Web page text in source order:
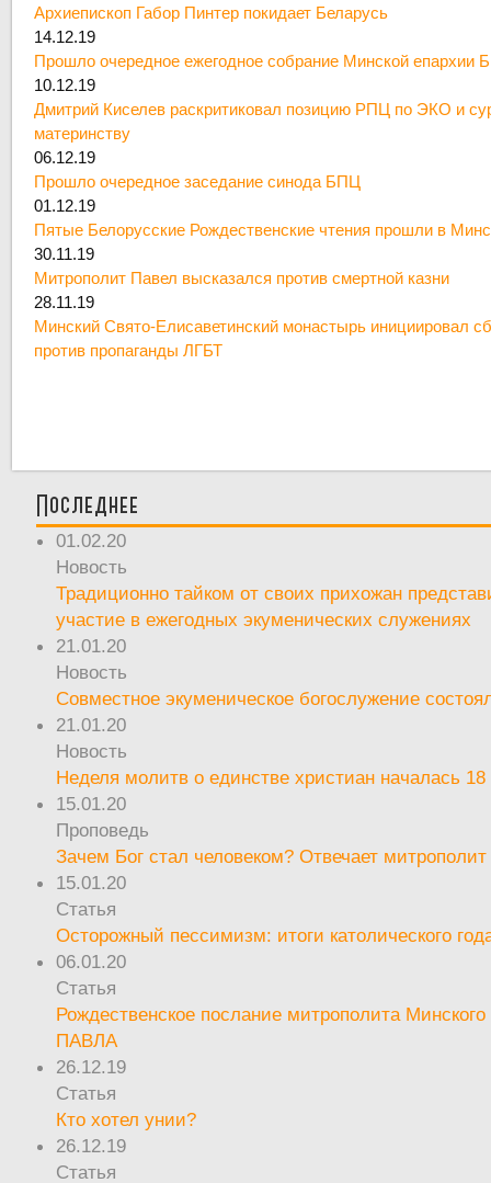
Архиепископ Габор Пинтер покидает Беларусь
14.12.19
Прошло очередное ежегодное собрание Минской епархии
10.12.19
Дмитрий Киселев раскритиковал позицию РПЦ по ЭКО и
материнству
06.12.19
Прошло очередное заседание синода БПЦ
01.12.19
Пятые Белорусские Рождественские чтения прошли в
30.11.19
Митрополит Павел высказался против смертной казни
28.11.19
Минский Свято-Елисаветинский монастырь инициировал
против пропаганды ЛГБТ
Последнее
01.02.20
Новость
Традиционно тайком от своих прихожан
участие в ежегодных экуменических служениях
21.01.20
Новость
Совместное экуменическое богослужение
21.01.20
Новость
Неделя молитв о единстве христиан началась 18
15.01.20
Проповедь
Зачем Бог стал человеком? Отвечает
15.01.20
Статья
Осторожный пессимизм: итоги католического
06.01.20
Статья
Рождественское послание митрополита Минского
ПАВЛА
26.12.19
Статья
Кто хотел унии?
26.12.19
Статья